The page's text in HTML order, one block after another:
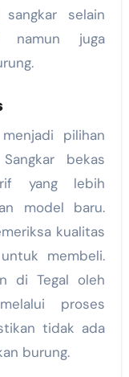
selain
namun juga
pilihan
bekas
yang lebih
model baru.
kualitas
membeli.
di Tegal oleh
proses
tidak ada
burung.